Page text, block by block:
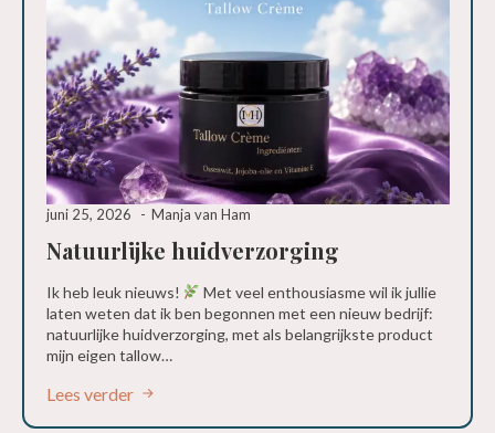
Natuurlijke huidverzorging
juni 25, 2026 Manja van Ham
Ik heb leuk nieuws!
Met veel enthousiasme wil ik jullie
laten weten dat ik ben begonnen met een nieuw bedrijf:
natuurlijke huidverzorging, met als belangrijkste product
mijn eigen tallow…
Lees verder